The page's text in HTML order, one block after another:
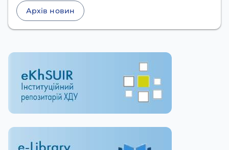
Архів новин